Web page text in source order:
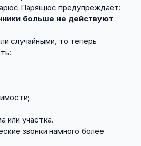
Парящюс предупреждает:
больше не действуют
случайными, то теперь
или участка.
звонки намного более